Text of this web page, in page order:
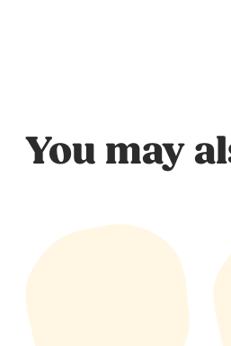
You may